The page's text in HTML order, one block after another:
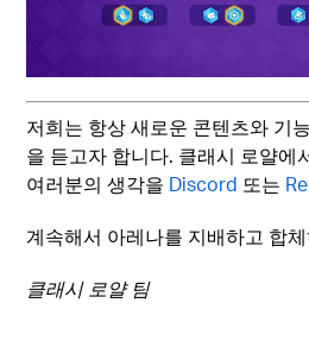
저희는 항상 새로운 콘텐츠와 기
을 듣고자 합니다. 클래시 로얄에
여러분의 생각을 Discord 또는
계속해서 아레나를 지배하고 합
클래시 로얄 팀